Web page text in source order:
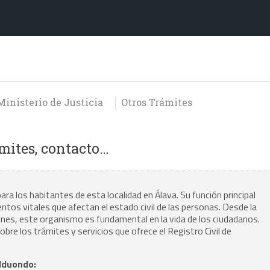
de Justicia Otros Trámites
contacto…
los habitantes de esta localidad en Álava. Su función principal
vitales que afectan el estado civil de las personas. Desde la
este organismo es fundamental en la vida de los ciudadanos.
los trámites y servicios que ofrece el Registro Civil de